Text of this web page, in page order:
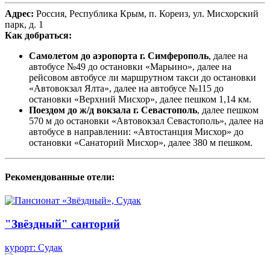
Адрес: Россия, Республика Крым, п. Кореиз, ул. Мисхорский
парк, д. 1
Как добраться:
Самолетом до аэропорта г. Симферополь, далее на
автобусе №49 до остановки «Марьино», далее на
рейсовом автобусе ли маршрутном такси до остановки
«Автовокзал Ялта», далее на автобусе №115 до
остановки «Верхний Мисхор», далее пешком 1,14 км.
Поездом до ж/д вокзала г. Севастополь, далее пешком
570 м до остановки «Автовокзал Севастополь», далее на
автобусе в направлении: «Автостанция Мисхор» до
остановки «Санаторий Мисхор», далее 380 м пешком.
Рекомендованные отели:
"Звёздный" санторий
курорт: Судак